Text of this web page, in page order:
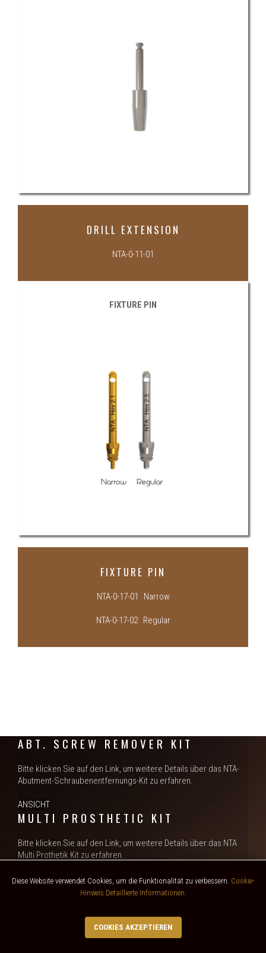
DRILL EXTENSION
NTA-0-11-01
FIXTURE PIN
FIXTURE PIN
NTA-0-17-01 Narrow
NTA-0-17-02 Regular
ABT. SCREW REMOVER KIT
Bitte klicken Sie auf den Link, um weitere Details über das NTA-
Abutment-Schraubenentfernungs-Kit zu erfahren.
ANSICHT
MULTI PROSTHETIC KIT
Bitte klicken Sie auf den Link, um weitere Details über das NTA
Multi Prothetik Kit zu erfahren.
ANSICHT
PROSTHETIC PLANNING KIT
Bitte klicken Sie auf den Link, um weitere Details über das NTA
Multi Prothetik-Planungskit zu erfahren.
Diese Website verwendet Cookies, um die Funktionalität zu verbessern. Cookie-
Hinweis Detaillierte Informationen.
COOKIES AKZEPTIEREN